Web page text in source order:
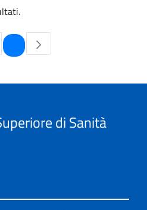
Pagina
di Sanità